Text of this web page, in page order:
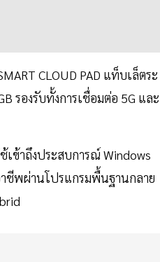
CLOUD PAD แท็บเล็ตระ
รองรับทั้งการเชื่อมต่อ 5G และ
ข้าถึงประสบการณ์ Windows
าชีพผ่านโปรแกรมพื้นฐานกลาย